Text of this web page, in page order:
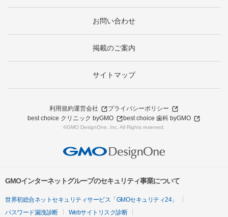
お問い合わせ
掲載のご案内
サイトマップ
利用規約運営会社
プライバシーポリシー
best choice クリニック byGMO
best choice 歯科 byGMO
©GMO DesignOne, Inc. All Rights reserved.
GMOインターネットグループのセキュリティ事業について
世界初総合ネットセキュリティサービス「GMOセキュリティ24」
パスワード漏洩診断
Webサイトリスク診断